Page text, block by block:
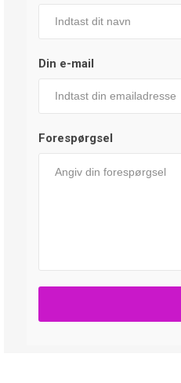
Din e-mail
Forespørgsel